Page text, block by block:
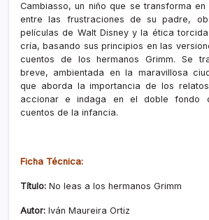
Cambiasso, un niño que se transforma
entre las frustraciones de su padre,
películas de Walt Disney y la ética
cría, basando sus principios en las
cuentos de los hermanos Grimm. Se
breve, ambientada en la maravillosa
que aborda la importancia de los
accionar e indaga en el doble fondo
cuentos de la infancia.
Ficha Técnica:
Título: No leas a los hermanos Grimm
Autor: Iván Maureira Ortiz